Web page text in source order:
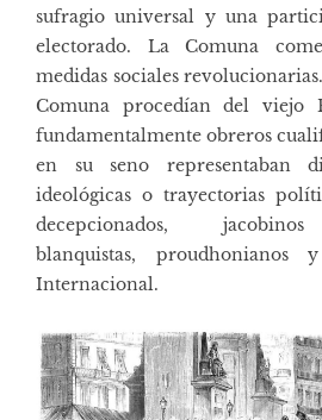
sufragio universal y una
electorado. La Comuna
medidas sociales
Comuna procedían del viejo
fundamentalmente obreros
en su seno representaban
ideológicas o trayectorias
decepcionados,
blanquistas, proudhonianos
Internacional.